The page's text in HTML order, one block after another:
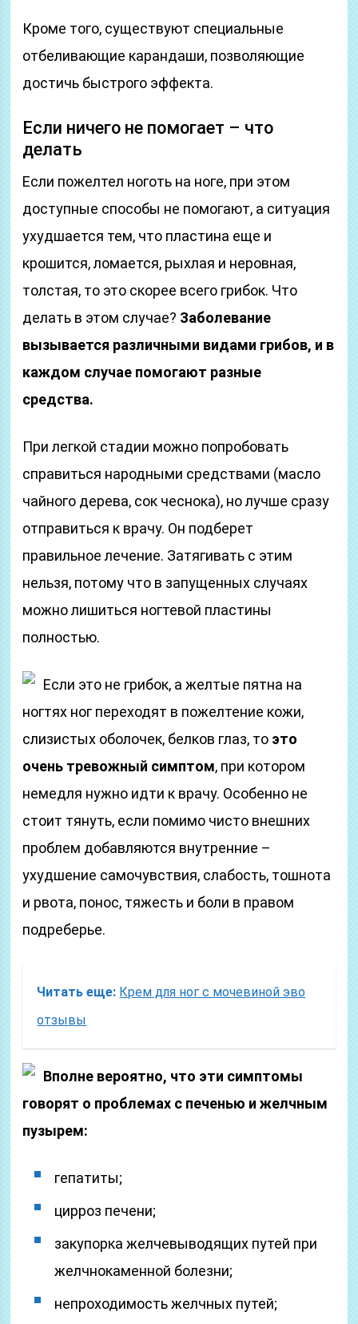
Кроме того, существуют специальные
отбеливающие карандаши, позволяющие
достичь быстрого эффекта.
Если ничего не помогает – что
делать
Если пожелтел ноготь на ноге, при этом
доступные способы не помогают, а ситуация
ухудшается тем, что пластина еще и
крошится, ломается, рыхлая и неровная,
толстая, то это скорее всего грибок. Что
делать в этом случае? Заболевание
вызывается различными видами грибов, и в
каждом случае помогают разные
средства.
При легкой стадии можно попробовать
справиться народными средствами (масло
чайного дерева, сок чеснока), но лучше сразу
отправиться к врачу. Он подберет
правильное лечение. Затягивать с этим
нельзя, потому что в запущенных случаях
можно лишиться ногтевой пластины
полностью.
Если это не грибок, а желтые пятна на
ногтях ног переходят в пожелтение кожи,
слизистых оболочек, белков глаз, то это
очень тревожный симптом, при котором
немедля нужно идти к врачу. Особенно не
стоит тянуть, если помимо чисто внешних
проблем добавляются внутренние –
ухудшение самочувствия, слабость, тошнота
и рвота, понос, тяжесть и боли в правом
подреберье.
Читать еще: Крем для ног с мочевиной эво
отзывы
Вполне вероятно, что эти симптомы
говорят о проблемах с печенью и желчным
пузырем:
гепатиты;
цирроз печени;
закупорка желчевыводящих путей при
желчнокаменной болезни;
непроходимость желчных путей;